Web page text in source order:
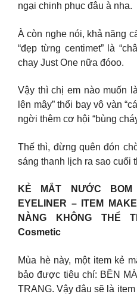
ngại chinh phục đâu à nha.
À còn nghe nói, khả năng
“đẹp từng centimet” là
chay Just One nữa đóoo.
Vậy thì chị em nào muốn
lên mây” thổi bay vô vàn
ngời thêm cơ hội “bùng
Thế thì, đừng quên đón
sáng thanh lịch ra sao cuối
KẺ MẮT NƯỚC BOM
EYELINER – ITEM
NÀNG KHÔNG THỂ
Cosmetic
Mùa hè này, một item kẻ
bảo được tiêu chí: BỀN
TRANG. Vậy đâu sẽ là